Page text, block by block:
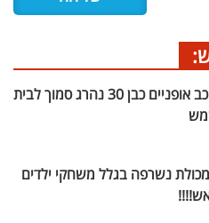
רוכב אופניים כבן 30 נהרג סמוך לבית
נשרפה בגלל משחקי ילדים